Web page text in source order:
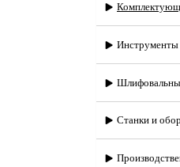
Инструменты
Станки и